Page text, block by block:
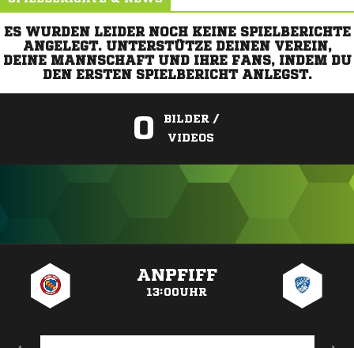
ES WURDEN LEIDER NOCH KEINE SPIELBERICHTE
ANGELEGT. UNTERSTÜTZE DEINEN VEREIN,
DEINE MANNSCHAFT UND IHRE FANS, INDEM DU
DEN ERSTEN SPIELBERICHT ANLEGST.
0
BILDER /
VIDEOS
ANPFIFF
13:00UHR